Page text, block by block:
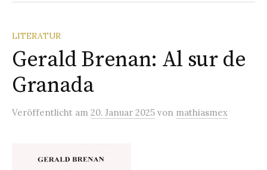
LITERATUR
Gerald Brenan: Al sur de
Granada
Veröffentlicht am 20. Januar 2025 von mathiasmex